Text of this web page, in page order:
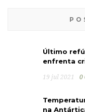
Último
enfrenta
19 jul 2021 0
na